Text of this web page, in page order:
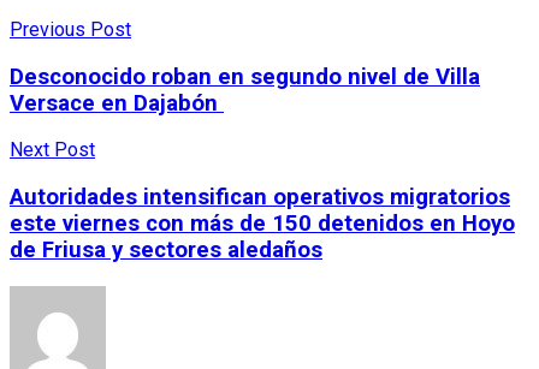
Previous Post
Desconocido roban en segundo nivel de Villa
Versace en Dajabón
Next Post
Autoridades intensifican operativos migratorios
este viernes con más de 150 detenidos en Hoyo
de Friusa y sectores aledaños